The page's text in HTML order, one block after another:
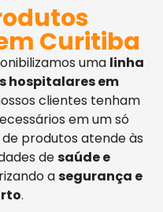
Curitiba
uma linha
hospitalares em
clientes tenham
em um só
produtos atende às
desaúde e
asegurança e
.